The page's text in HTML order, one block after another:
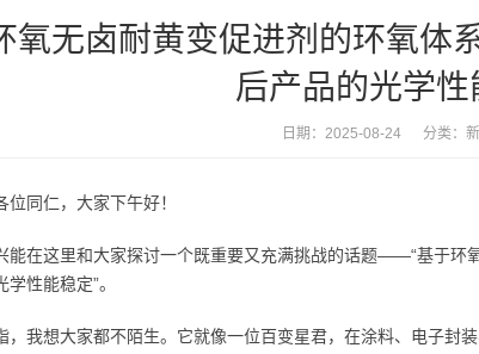
氧无卤耐黄变促进剂的环氧体
后产品的光学性
日期：2025-08-24 分类：
位同仁，大家下午好！
能在这里和大家探讨一个既重要又充满挑战的话题——“基于环
性能稳定”。
，我想大家都不陌生。它就像一位百变星君，在涂料、电子封